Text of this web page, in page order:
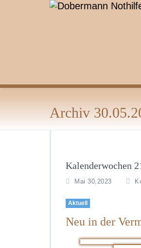
Archiv
Kalenderwochen
Mai 30,2023
Aktuell
Neu in der